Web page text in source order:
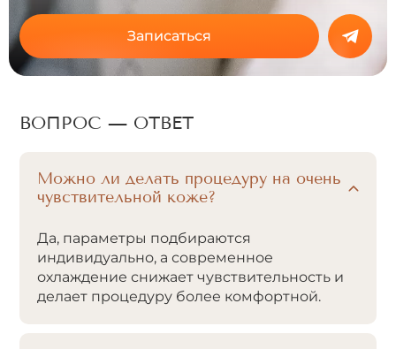
Записаться
ВОПРОС — ОТВЕТ
Можно ли делать процедуру на очень
чувствительной коже?
Да, параметры подбираются
индивидуально, а современное
охлаждение снижает чувствительность и
делает процедуру более комфортной.